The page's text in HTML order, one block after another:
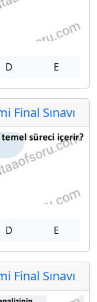
D E
Final Sınavı
D E
Final Sınavı